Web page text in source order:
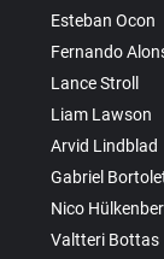
Esteban Ocon
Fernando
Lance Stroll
Liam Lawson
Arvid Lindblad
Gabriel
Nico
Valtteri Bottas